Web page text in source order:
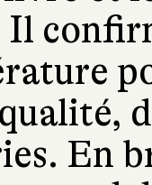
Il
En